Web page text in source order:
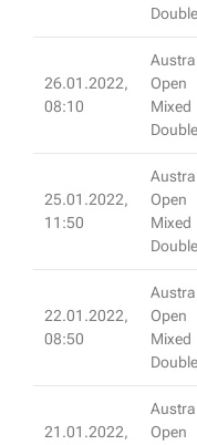
26.01.2022,
08:10
Open
Mixed
25.01.2022,
11:50
Open
Mixed
22.01.2022,
08:50
Open
Mixed
21.01.2022,
Open